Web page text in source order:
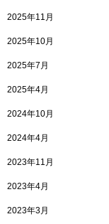
2025年11月
2025年10月
2025年7月
2025年4月
2024年10月
2024年4月
2023年11月
2023年4月
2023年3月